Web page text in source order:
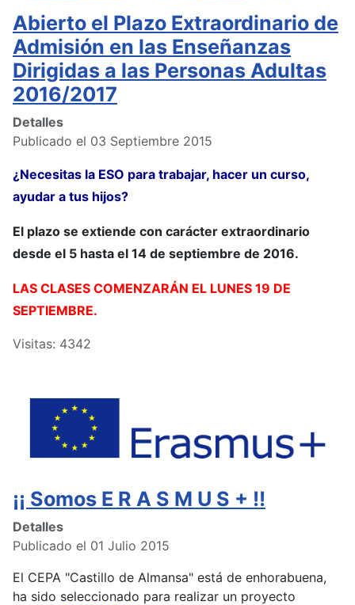
Abierto el Plazo Extraordinario de
Admisión en las Enseñanzas
Dirigidas a las Personas Adultas
2016/2017
Detalles
Publicado el 03 Septiembre 2015
¿Necesitas la ESO para trabajar, hacer un curso,
ayudar a tus hijos?
El plazo se extiende con carácter extraordinario
desde el 5 hasta el 14 de septiembre de 2016.
LAS CLASES COMENZARÁN EL LUNES 19 DE
SEPTIEMBRE.
Visitas: 4342
¡¡ Somos E R A S M U S + !!
Detalles
Publicado el 01 Julio 2015
El CEPA "Castillo de Almansa" está de enhorabuena,
ha sido seleccionado para realizar un proyecto